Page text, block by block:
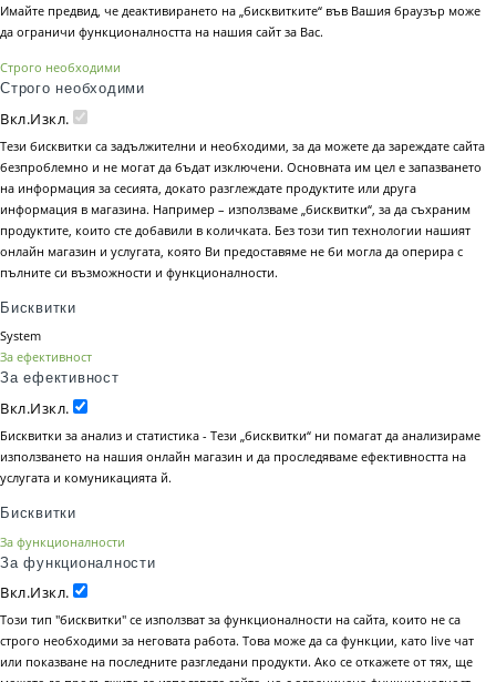
Имайте предвид, че деактивирането на „бисквитките“ във Вашия браузър може
да ограничи функционалността на нашия сайт за Вас.
Строго необходими
Строго необходими
Вкл.Изкл.
Тези бисквитки са задължителни и необходими, за да можете да зареждате сайта
безпроблемно и не могат да бъдат изключени. Основната им цел е запазването
на информация за сесията, докато разглеждате продуктите или друга
информация в магазина. Например – използваме „бисквитки“, за да съхраним
продуктите, които сте добавили в количката. Без този тип технологии нашият
онлайн магазин и услугата, която Ви предоставяме не би могла да оперира с
пълните си възможности и функционалности.
Бисквитки
System
За ефективност
За ефективност
Вкл.Изкл.
Бисквитки за анализ и статистика - Тези „бисквитки“ ни помагат да анализираме
използването на нашия онлайн магазин и да проследяваме ефективността на
услугата и комуникацията й.
Бисквитки
За функционалности
За функционалности
Вкл.Изкл.
Този тип "бисквитки" се използват за функционалности на сайта, които не са
строго необходими за неговата работа. Това може да са функции, като live чат
или показване на последните разгледани продукти. Ако се откажете от тях, ще